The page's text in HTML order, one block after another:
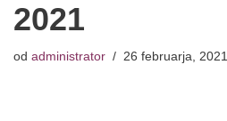
2021
od administrator 26 februarja, 2021